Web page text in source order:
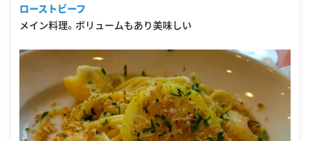
ローストビーフ
メイン料理。ボリュームもあり美味しい